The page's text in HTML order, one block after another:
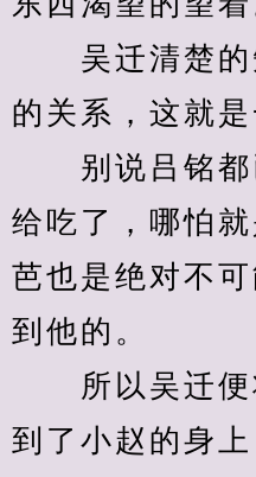
吴迁清楚的
的关系，这就是
别说吕铭都
给吃了，哪怕
芭也是绝对不
到他的。
所以吴迁便
到了小赵的身